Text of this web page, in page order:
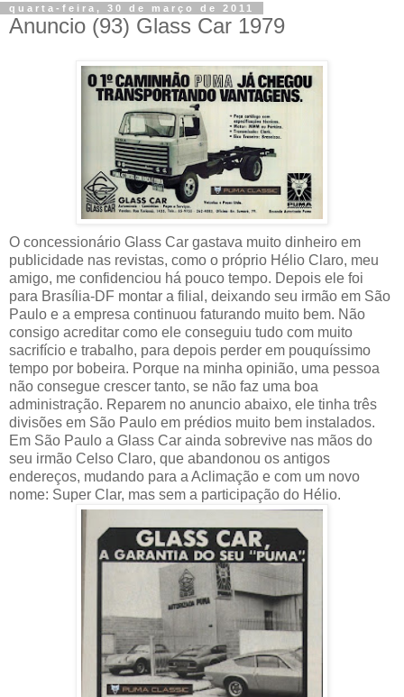
quarta-feira, 30 de março de 2011
Anuncio (93) Glass Car 1979
O concessionário Glass Car gastava muito dinheiro em
publicidade nas revistas, como o próprio Hélio Claro, meu
amigo, me confidenciou há pouco tempo. Depois ele foi
para Brasília-DF montar a filial, deixando seu irmão em São
Paulo e a empresa continuou faturando muito bem. Não
consigo acreditar como ele conseguiu tudo com muito
sacrifício e trabalho, para depois perder em pouquíssimo
tempo por bobeira. Porque na minha opinião, uma pessoa
não consegue crescer tanto, se não faz uma boa
administração. Reparem no anuncio abaixo, ele tinha três
divisões em São Paulo em prédios muito bem instalados.
Em São Paulo a Glass Car ainda sobrevive nas mãos do
seu irmão Celso Claro, que abandonou os antigos
endereços, mudando para a Aclimação e com um novo
nome: Super Clar, mas sem a participação do Hélio.